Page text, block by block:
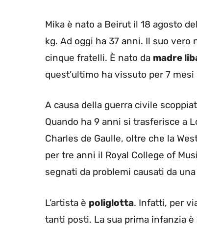
Mika è nato a Beirut il 18 agosto
kg. Ad oggi ha 37 anni. Il suo
cinque fratelli. È nato da madre
quest’ultimo ha vissuto per 7
A causa della guerra civile
Quando ha 9 anni si trasferisce a
Charles de Gaulle, oltre che la
per tre anni il Royal College of
segnati da problemi causati da una
L’artista è poliglotta. Infatti, per
tanti posti. La sua prima infanzia